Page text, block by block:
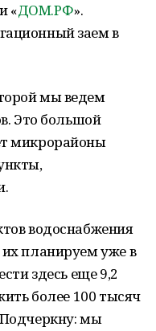
«ДОМ.РФ».
заем в
мы ведем
Это большой
микрорайоны
водоснабжения
планируем уже в
здесь еще 9,2
более 100 тысяч
мы